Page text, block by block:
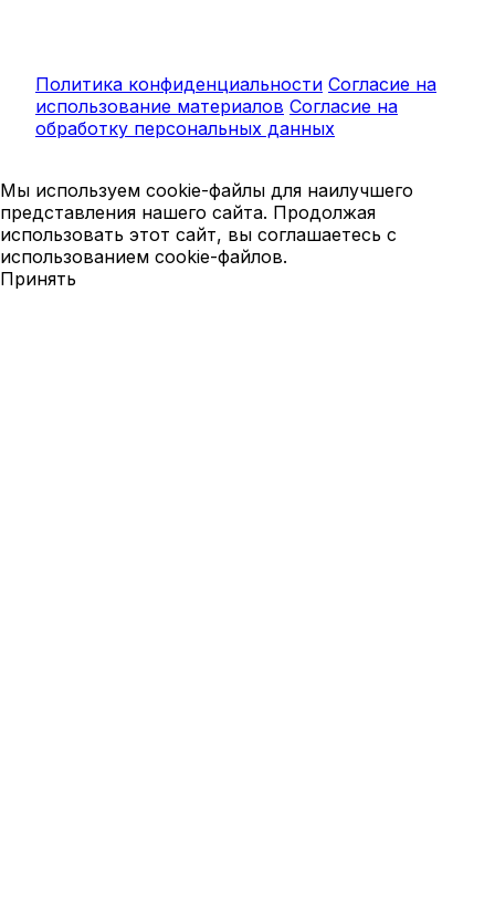
Политика конфиденциальности Согласие на
использование материалов Согласие на
обработку персональных данных
Мы используем cookie-файлы для наилучшего
представления нашего сайта. Продолжая
использовать этот сайт, вы соглашаетесь с
использованием cookie-файлов.
Принять